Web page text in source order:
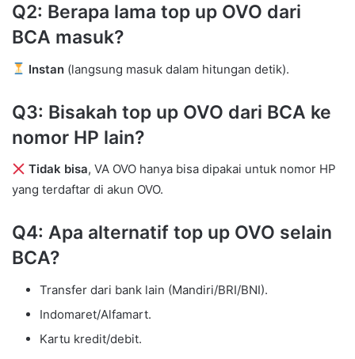
Q2: Berapa lama top up OVO dari
BCA masuk?
Instan (langsung masuk dalam hitungan detik).
Q3: Bisakah top up OVO dari BCA ke
nomor HP lain?
Tidak bisa, VA OVO hanya bisa dipakai untuk nomor HP
yang terdaftar di akun OVO.
Q4: Apa alternatif top up OVO selain
BCA?
Transfer dari bank lain (Mandiri/BRI/BNI).
Indomaret/Alfamart.
Kartu kredit/debit.